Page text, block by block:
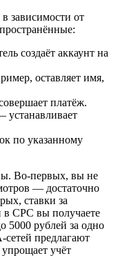
зависимости от
создаёт аккаунт на
оставляет имя,
платёж.
устанавливает
по указанному
Во-первых, вы не
— достаточно
ставки за
в CPC вы получаете
5000 рублей за одно
сетей предлагают
учёт